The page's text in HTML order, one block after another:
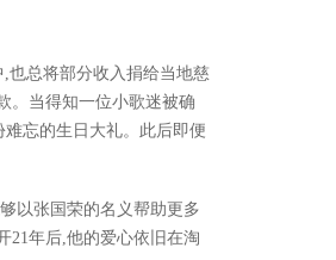
也总将部分收入捐给当地慈
。当得知一位小歌迷被确
忘的生日大礼。此后即便
以张国荣的名义帮助更多
21年后,他的爱心依旧在淘